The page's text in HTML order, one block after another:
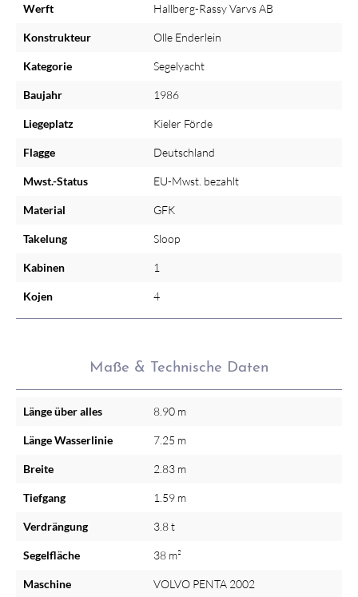
Werft Hallberg-Rassy Varvs AB
Konstrukteur Olle Enderlein
Kategorie Segelyacht
Baujahr 1986
Liegeplatz Kieler Förde
Flagge Deutschland
Mwst.-Status EU-Mwst. bezahlt
Material GFK
Takelung Sloop
Kabinen 1
Kojen 4
Maße & Technische Daten
Länge über alles 8.90 m
Länge Wasserlinie 7.25 m
Breite 2.83 m
Tiefgang 1.59 m
Verdrängung 3.8 t
Segelfläche 38 m²
Maschine VOLVO PENTA 2002